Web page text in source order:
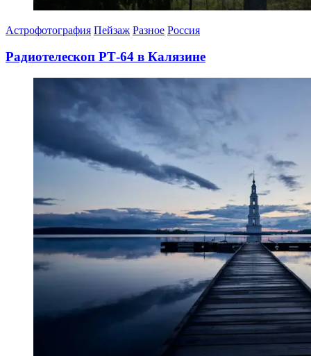
Астрофотография Пейзаж Разное Россия
Радиотелескоп РТ-64 в Калязине